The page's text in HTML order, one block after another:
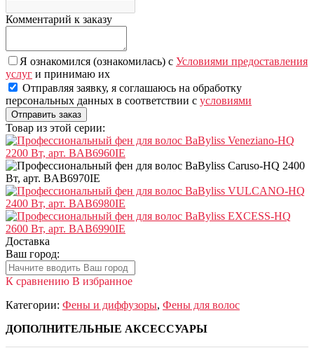
Комментарий к заказу
Я ознакомился (ознакомилась) с Условиями предоставления
услуг и принимаю их
Отправляя заявку, я соглашаюсь на обработку
персональных данных в соответствии с условиями
Товар из этой серии:
Доставка
Ваш город:
К сравнению В избранное
Категории: Фены и диффузоры, Фены для волос
ДОПОЛНИТЕЛЬНЫЕ АКСЕССУАРЫ